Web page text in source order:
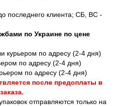
последнего клиента; СБ, ВС -
по Украине по цене
курьером по адресу (2-4 дня)
по адресу (2-4 дня)
по адресу (2-4 дня)
после предоплаты в
отправляются только на